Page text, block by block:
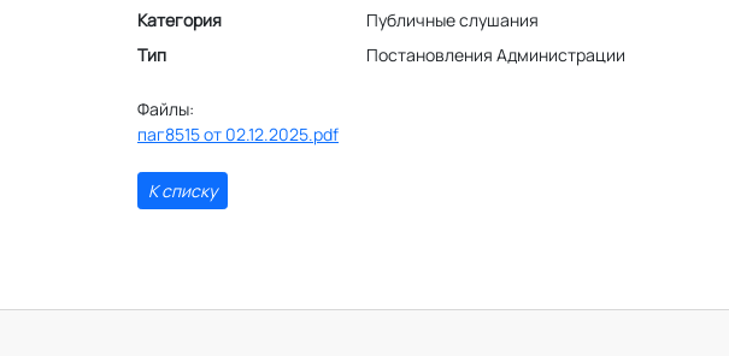
Категория
Публичные слушания
Тип
Постановления Администрации
Файлы:
паг8515 от 02.12.2025.pdf
К списку